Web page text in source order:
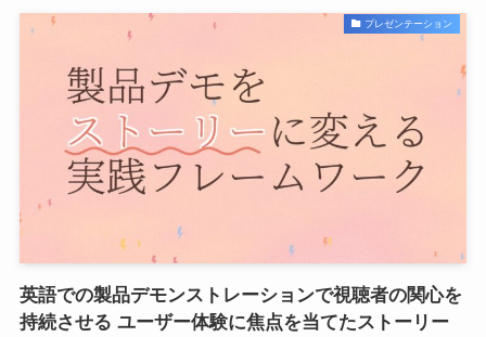
プレゼンテーション
英語での製品デモンストレーションで視聴者の関心を
持続させる ユーザー体験に焦点を当てたストーリー